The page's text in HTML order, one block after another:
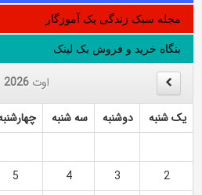
مجله سبک زندگی یک آموزگار
بنگاه خرید و فروش بک لینک
اوت 2026
یک شنبه دوشنبه سه شنبه چهارشنبه
2
3
4
5